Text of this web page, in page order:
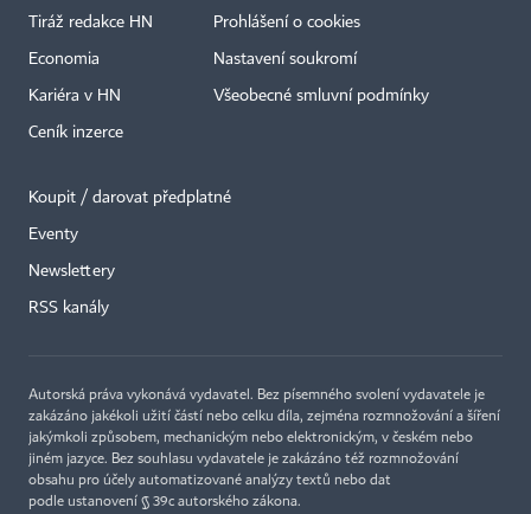
Tiráž redakce HN
Economia
Kariéra v HN
Ceník inzerce
Prohlášení o cookies
Nastavení soukromí
Všeobecné smluvní podmínky
Koupit / darovat předplatné
Eventy
Newslettery
RSS kanály
Autorská práva vykonává vydavatel. Bez písemného svolení vydavatele je
zakázáno jakékoli užití částí nebo celku díla, zejména rozmnožování a šíření
jakýmkoli způsobem, mechanickým nebo elektronickým, v českém nebo
jiném jazyce. Bez souhlasu vydavatele je zakázáno též rozmnožování
obsahu pro účely automatizované analýzy textů nebo dat
podle ustanovení § 39c autorského zákona.